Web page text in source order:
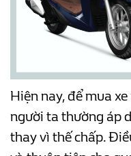
Hiện nay, để mua
người ta thường áp
thay vì thế chấp.